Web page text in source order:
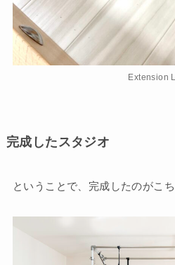
Extension
完成したスタジオ
ということで、完成したのがこ